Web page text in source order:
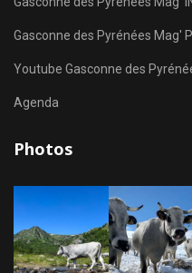
Gasconne des Pyrénées Mag'
Youtube Gasconne des
Agenda
Photos